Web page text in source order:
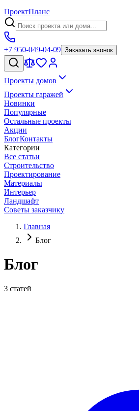
ПроектПланс
+7 950-049-04-09 Заказать звонок
Проекты домов
Проекты гаражей
Новинки
Популярные
Остальные проекты
Акции
БлогКонтакты
Категории
Все статьи
Строительство
Проектирование
Материалы
Интерьер
Ландшафт
Советы заказчику
Главная
Блог
Блог
3 статей